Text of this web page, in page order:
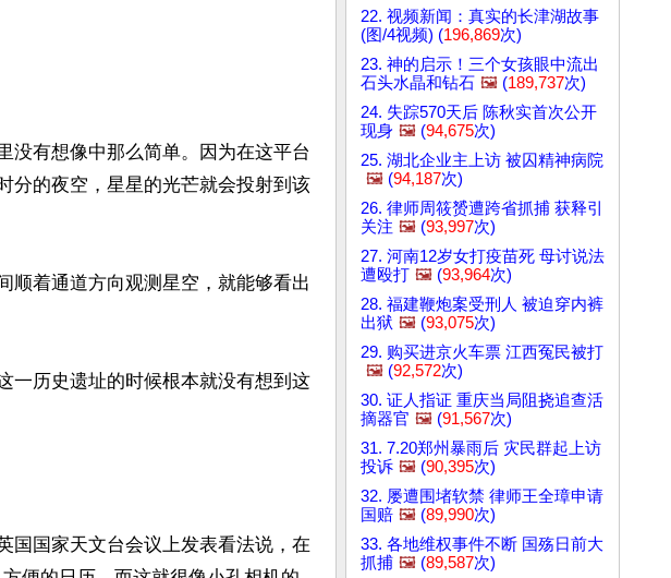
没有想像中那么简单。因为在这平台
分的夜空，星星的光芒就会投射到该
顺着通道方向观测星空，就能够看出
一历史遗址的时候根本就没有想到这
国国家天文台会议上发表看法说，在
22. 视频新闻：真实的长津湖故事
(图/4视频) (196,869次)
23. 神的启示！三个女孩眼中流出
石头水晶和钻石 🖼️ (189,737次)
24. 失踪570天后 陈秋实首次公开
现身 🖼️ (94,675次)
25. 湖北企业主上访 被囚精神病院
🖼️ (94,187次)
26. 律师周筱赟遭跨省抓捕 获释引
关注 🖼️ (93,997次)
27. 河南12岁女打疫苗死 母讨说法
遭殴打 🖼️ (93,964次)
28. 福建鞭炮案受刑人 被迫穿内裤
出狱 🖼️ (93,075次)
29. 购买进京火车票 江西冤民被打
🖼️ (92,572次)
30. 证人指证 重庆当局阻挠追查活
摘器官 🖼️ (91,567次)
31. 7.20郑州暴雨后 灾民群起上访
投诉 🖼️ (90,395次)
32. 屡遭围堵软禁 律师王全璋申请
国赔 🖼️ (89,990次)
33. 各地维权事件不断 国殇日前大
抓捕 🖼️ (89,587次)